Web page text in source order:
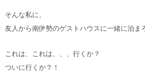
そんな私に、
友人から南伊勢のゲストハウスに一緒に泊ま
これは、これは、、、行くか？
ついに行くか？！